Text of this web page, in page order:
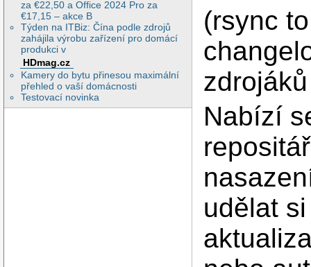
za €22,50 a Office 2024 Pro za
€17,15 – akce B
Týden na ITBiz: Čína podle zdrojů
zahájila výrobu zařízení pro domácí
produkci v
HDmag.cz
Kamery do bytu přinesou maximální
přehled o vaší domácnosti
Testovací novinka
(rsync
Nabízí
udělat